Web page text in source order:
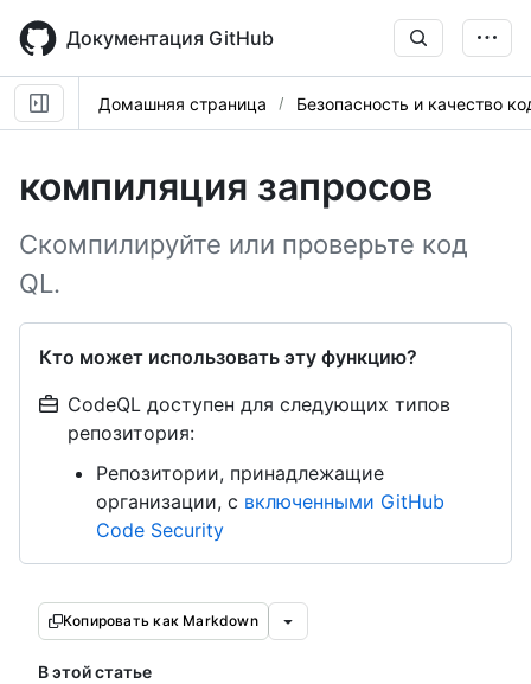
main
content
Документация GitHub
Домашняя страница Безопасность и качество
компиляция запросов
Скомпилируйте или проверьте код
QL.
Кто может использовать эту функцию?
CodeQL доступен для следующих типов
репозитория:
Репозитории, принадлежащие
организации, с включенными GitHub
Code Security
Копировать как Markdown
В этой статье